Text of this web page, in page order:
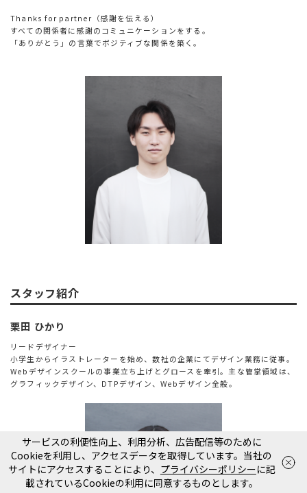
Thanks for partner（感謝を伝える）
すべての関係者に感謝のコミュニケーションをする。
「ありがとう」の言葉でポジティブな関係を築く。
スタッフ紹介
栗田 ひかり
リードデザイナー
小学生からイラストレーターを始め、数社の企業にてデザイン業務に従事。
Webデザインスクールの事業立ち上げとグロースを牽引。主な管掌領域は、
グラフィックデザイン、DTPデザイン、Webデザイン全般。
WEBから相談 お電話で相談
平日10:00〜18:00
サービスの利便性向上、利用分析、広告配信等のために
Cookieを利用し、アクセスデータを取得しています。当社の
サイトにアクセスすることにより、 プライバシーポリシーに記
載されているCookieの利用に同意するものとします。